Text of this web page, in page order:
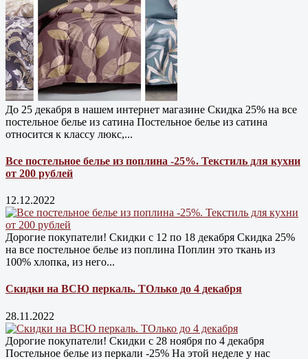
До 25 декабря в нашем интернет магазине Cкидка 25% на все
постельное белье из сатина Постельное белье из сатина
относится к классу люкс,...
Все постельное белье из поплина -25%. Текстиль для кухни
от 200 рублей
12.12.2022
Дорогие покупатели! Скидки с 12 по 18 декабря Скидка 25%
на все постельное белье из поплина Поплин это ткань из
100% хлопка, из него...
Скидки на ВСЮ перкаль. ТОлько до 4 декабря
28.11.2022
Дорогие покупатели! Скидки с 28 ноября по 4 декабря
Постельное белье из перкали -25% На этой неделе у нас